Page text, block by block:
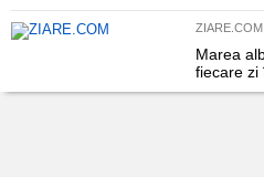
ZIARE.COM
Marea
fiecare zi